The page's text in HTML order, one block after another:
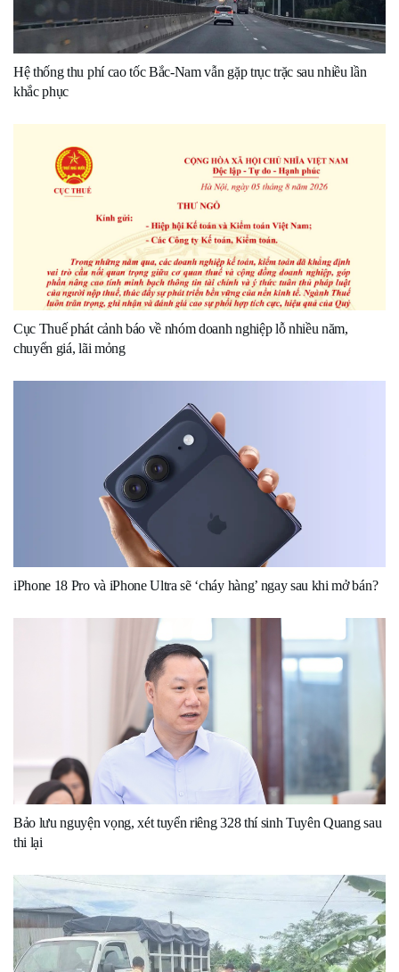
Hệ thống thu phí cao tốc Bắc-Nam vẫn gặp trục trặc sau nhiều lần
khắc phục
Cục Thuế phát cảnh báo về nhóm doanh nghiệp lỗ nhiều năm,
chuyển giá, lãi mỏng
iPhone 18 Pro và iPhone Ultra sẽ ‘cháy hàng’ ngay sau khi mở bán?
Bảo lưu nguyện vọng, xét tuyển riêng 328 thí sinh Tuyên Quang sau
thi lại